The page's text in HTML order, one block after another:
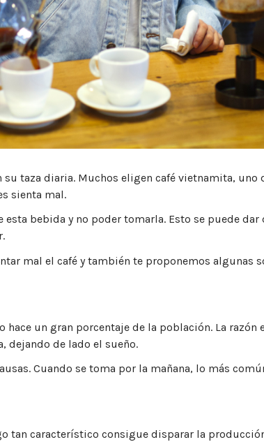
taza diaria. Muchos eligen café vietnamita,
sienta mal.
bebida y no poder tomarla. Esto se puede
mal el café y también te proponemos
hace un gran porcentaje de la población. La
dejando de lado el sueño.
Cuando se toma por la mañana, lo más
tan característico consigue disparar la